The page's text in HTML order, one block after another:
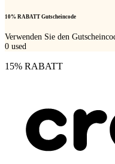
10% RABATT Gutscheincode
Verwenden Sie den
0 used
15% RABATT